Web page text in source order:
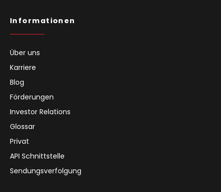
Informationen
Über uns
Karriere
Blog
Förderungen
Investor Relations
Glossar
Privat
API Schnittstelle
Sendungsverfolgung